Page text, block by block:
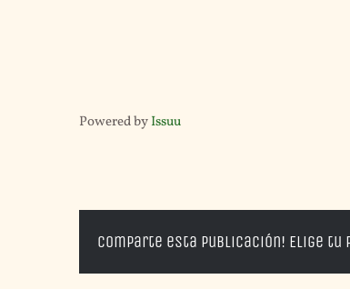
Powered byIssuu
Comparte esta publicación! Elige tu